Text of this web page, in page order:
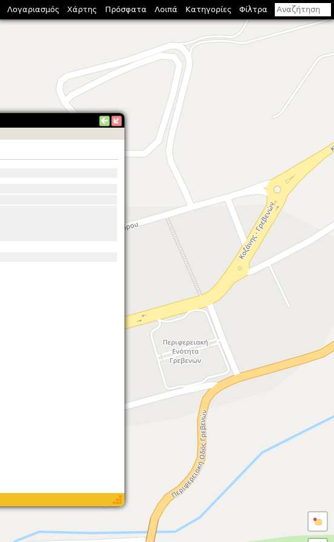
Λογαριασμός Χάρτης Πρόσφατα Λοιπά Κατηγορίες Φίλτρα